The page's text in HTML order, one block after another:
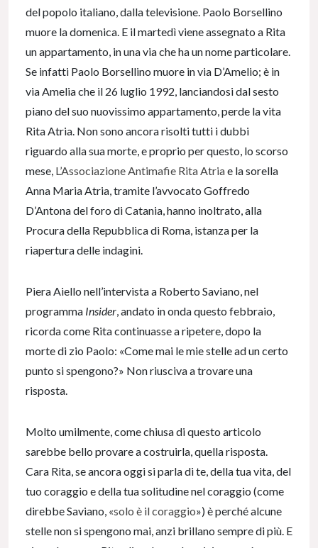
del popolo italiano, dalla televisione. Paolo Borsellino
muore la domenica. E il martedì viene assegnato a Rita
un appartamento, in una via che ha un nome particolare.
Se infatti Paolo Borsellino muore in via D’Amelio; è in
via Amelia che il 26 luglio 1992, lanciandosi dal sesto
piano del suo nuovissimo appartamento, perde la vita
Rita Atria. Non sono ancora risolti tutti i dubbi
riguardo alla sua morte, e proprio per questo, lo scorso
mese, L’Associazione Antimafie Rita Atriae la sorella
Anna Maria Atria, tramite l’avvocato Goffredo
D’Antona del foro di Catania, hanno inoltrato, alla
Procura della Repubblica di Roma, istanza per la
riapertura delle indagini.
Piera Aiello nell’intervista a Roberto Saviano, nel
programma Insider, andato in onda questo febbraio,
ricorda come Rita continuasse a ripetere, dopo la
morte di zio Paolo: «Come mai le mie stelle ad un certo
punto si spengono?» Non riusciva a trovare una
risposta.
Molto umilmente, come chiusa di questo articolo
sarebbe bello provare a costruirla, quella risposta.
Cara Rita, se ancora oggi si parla di te, della tua vita, del
tuo coraggio e della tua solitudine nel coraggio (come
direbbe Saviano, «solo è il coraggio») è perché alcune
stelle non si spengono mai, anzi brillano sempre di più. E